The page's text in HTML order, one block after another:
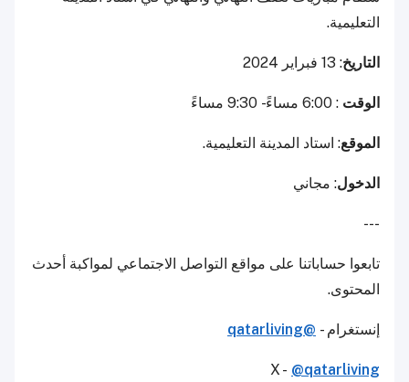
التعليمية.
التاريخ: 13 فبراير 2024
الوقت : 6:00 مساءً - 9:30 مساءً
الموقع: استاد المدينة التعليمية.
الدخول: مجاني
---
تابعوا حساباتنا على مواقع التواصل الاجتماعي لمواكبة أحدث
المحتوى.
إنستغرام - @qatarliving
X - @qatarliving